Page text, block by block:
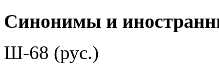
Синонимы и
Ш-68 (рус.)